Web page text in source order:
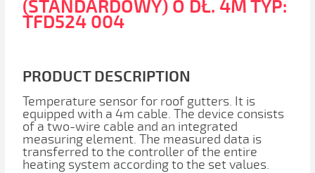
(STANDARDOWY) O DŁ. 4M TYP:
TFD524 004
PRODUCT DESCRIPTION
Temperature sensor for roof gutters. It is
equipped with a 4m cable. The device consists
of a two-wire cable and an integrated
measuring element. The measured data is
transferred to the controller of the entire
heating system according to the set values.